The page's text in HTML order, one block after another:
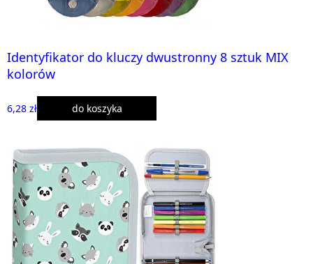
Identyfikator do kluczy dwustronny 8 sztuk MIX
kolorów
6,28 zł do koszyka